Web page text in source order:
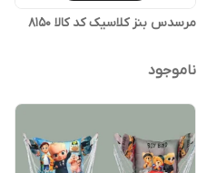
مرسدس بنز کلاسیک کد کالا ۸۱۵۰
ناموجود